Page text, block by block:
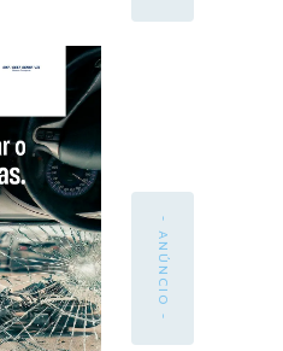
- ANÚNCIO -